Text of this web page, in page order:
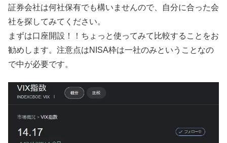
証券会社は何社保有でも構いませんので、自分に合った会
社を探してみてください。
まずは口座開設！！ちょっと使ってみて比較することをお
勧めします。注意点はNISA枠は一社のみということなの
で中が必要です。